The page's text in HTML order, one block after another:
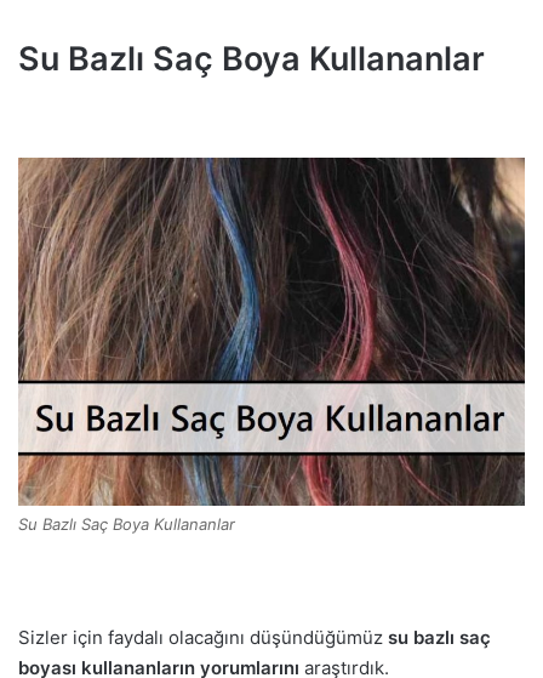
Su Bazlı Saç Boya Kullananlar
Su Bazlı Saç Boya Kullananlar
Sizler için faydalı olacağını düşündüğümüz su bazlı saç
boyası kullananların yorumlarını araştırdık.